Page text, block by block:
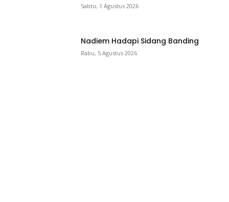
Sabtu, 1 Agustus 2026
Nadiem Hadapi Sidang Banding
Rabu, 5 Agustus 2026